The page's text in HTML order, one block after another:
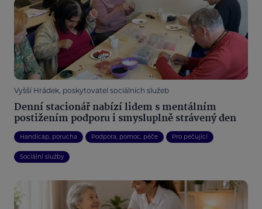
Vyšší Hrádek, poskytovatel sociálních služeb
Denní stacionář nabízí lidem s mentálním
postižením podporu i smysluplně strávený den
Handicap, porucha Podpora, pomoc, péče Pro pečující
Sociální služby